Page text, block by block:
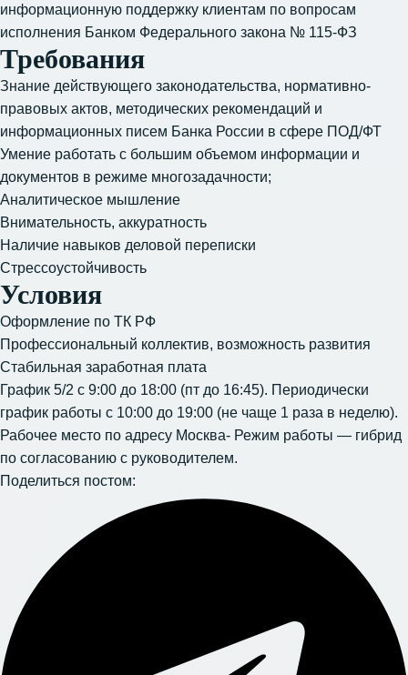
информационную поддержку клиентам по вопросам
исполнения Банком Федерального закона № 115-ФЗ
Требования
Знание действующего законодательства, нормативно-
правовых актов, методических рекомендаций и
информационных писем Банка России в сфере ПОД/ФТ
Умение работать с большим объемом информации и
документов в режиме многозадачности;
Аналитическое мышление
Внимательность, аккуратность
Наличие навыков деловой переписки
Стрессоустойчивость
Условия
Оформление по ТК РФ
Профессиональный коллектив, возможность развития
Стабильная заработная плата
График 5/2 с 9:00 до 18:00 (пт до 16:45). Периодически
график работы с 10:00 до 19:00 (не чаще 1 раза в неделю).
Рабочее место по адресу Москва- Режим работы — гибрид
по согласованию с руководителем.
Поделиться постом: